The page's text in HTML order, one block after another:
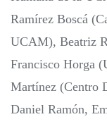
Ramírez Boscá
UCAM), Beatriz
Francisco Horga
Martínez (Centro
Daniel Ramón,